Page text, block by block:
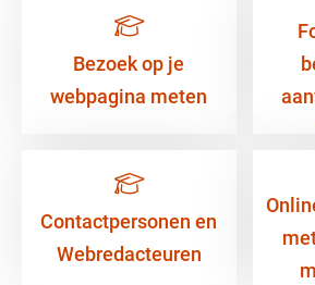
Bezoek op je
webpagina meten
Contactpersonen en
Webredacteuren